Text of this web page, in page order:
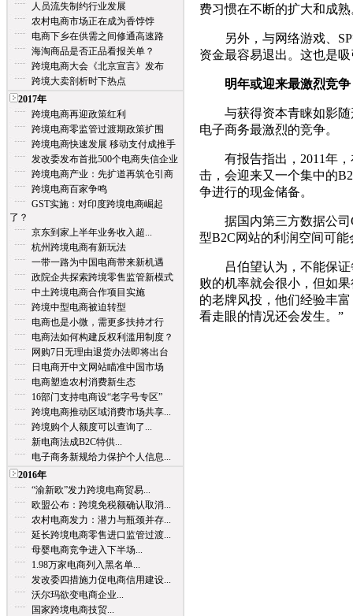
人员流失制约行业发展
农村电商市场正在成为香饽饽
电商下乡在供需之间修通高速路
海淘商品是否正品看报关单？
跨境电商大会《北京宣言》发布
跨境大卖剖析时下热点
2017年
跨境电商再迎政策红利
跨境电商零监管过渡期政策扩围
跨境电商快速发展 移动支付成推手
发改委发布首批500个电商失信企业
跨境电商产业：先扩道再筑仓引商
跨境电商百家争鸣
GST实施：对印度跨境电商崛起
了？
京东到家上半年业务收入超...
杭州跨境电商有新玩法
一带一路为中国电商带来新机遇
政院企共探索跨境零售监管新模式
中土跨境电商合作项目实施
跨境中型电商被迫转型
电商也是小微，需更多扶持才行
电商法如何构建反权利滥用制度？
网购7日无理由退货办法即将出台
日电商开中文网站瞄准中国市场
电商塑造农村消费新生态
16部门支持电商设“老字号专区”
跨境电商推动区域消费市场共享...
跨境购个人额度可以查询了...
新电商法成B2C特供...
电子商务新规给力保护个人信息...
2016年
“渝新欧”发力跨境电商贸易...
欧盟公布：跨境免税额确认取消...
农村电商发力：潜力与瓶颈并存...
延长跨境电商零售进口监管过渡...
母婴电商竞争进入下半场...
1.98万家电商列入黑名单...
发改委四措施力促电商信用建设...
沃尔玛欲变电商企业...
国家跨境电商技贸...
费习惯在不断的扩大和成熟
另外，与网络游戏、SP
资金最容易退出。这也是
明年或迎来最激烈竞争
与获得资本青睐如影随
电子商务最激烈的竞争。
有报告指出，2011年，
击，会迎来又一个集中的
争进行的现金储备。
据国内第三方数据公司
型B2C网站的利润空间可
吕伯望认为，不能保证
败的机率就会很小，但如
的老牌风投，他们经验丰
看走眼的情况还会发生。”